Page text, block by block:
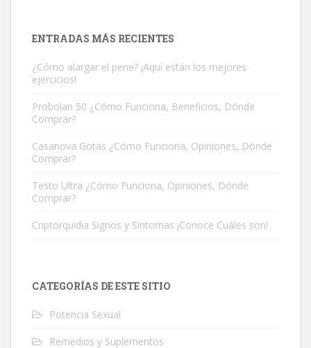
ENTRADAS MÁS RECIENTES
¿Cómo alargar el pene? ¡Aquí están los mejores
ejercicios!
Probolan 50 ¿Cómo Funciona, Beneficios, Dónde
Comprar?
Casanova Gotas ¿Cómo Funciona, Opiniones, Dónde
Comprar?
Testo Ultra ¿Cómo Funciona, Opiniones, Dónde
Comprar?
Criptorquidia Signos y Sintomas ¡Conoce Cuáles son!
CATEGORÍAS DE ESTE SITIO
Potencia Sexual
Remedios y Suplementos